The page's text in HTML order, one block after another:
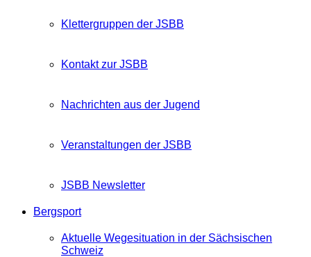
Klettergruppen der JSBB
Kontakt zur JSBB
Nachrichten aus der Jugend
Veranstaltungen der JSBB
JSBB Newsletter
Bergsport
Aktuelle Wegesituation in der Sächsischen
Schweiz